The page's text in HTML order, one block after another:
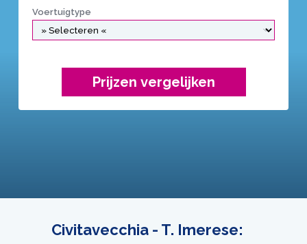
Voertuigtype
Prijzen vergelijken
Civitavecchia - T. Imerese: